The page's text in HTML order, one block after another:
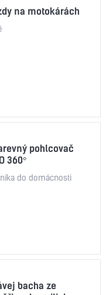
na motokárách
pohlcovač
360°
do domácnosti
bacha ze